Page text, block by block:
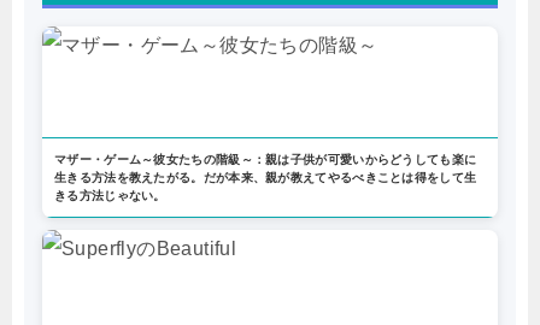
マザー・ゲーム～彼女たちの階級～：親は子供が可愛いからどうしても楽に
生きる方法を教えたがる。だが本来、親が教えてやるべきことは得をして生
きる方法じゃない。